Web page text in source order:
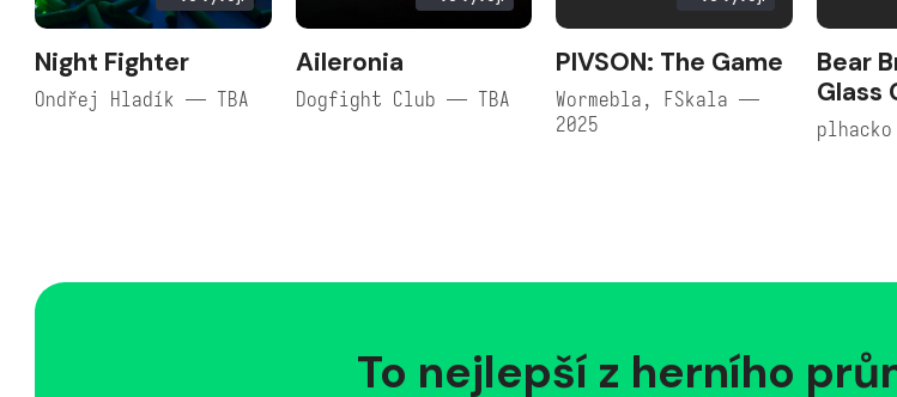
Night Fighter
Ondřej Hladík — TBA
Aileronia
Dogfight Club — TBA
PIVSON: The Game
Wormebla, FSkala —
2025
Bear
Glass
To nejlepší z herního